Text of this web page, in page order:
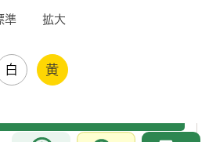
準 拡大
白 黄
お問合せ
了しました）「第2回さいた